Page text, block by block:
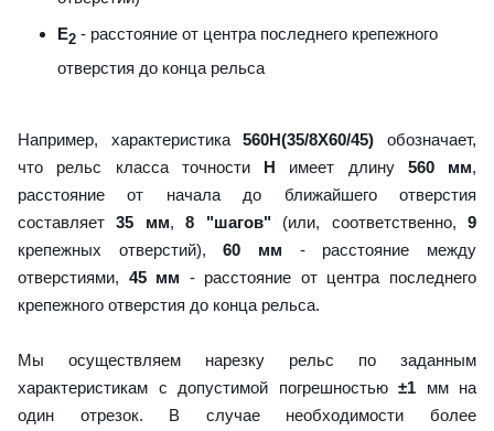
E2 - расстояние от центра последнего крепежного
отверстия до конца рельса
Например, характеристика560H(35/8X60/45) обозначает,
что рельс класса точности H имеет длину 560 мм,
расстояние от начала до ближайшего отверстия
составляет35 мм,8 "шагов" (или, соответственно,9
крепежных отверстий),60 мм - расстояние между
отверстиями, 45 мм - расстояние от центра последнего
крепежного отверстия до конца рельса.
Мы осуществляем нарезку рельс по заданным
характеристикам с допустимой погрешностью ±1 мм на
один отрезок. В случае необходимости более